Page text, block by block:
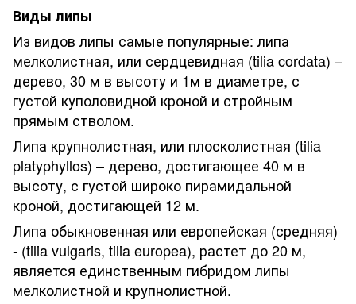
Виды липы
Из видов липы самые популярные: липа
мелколистная, или сердцевидная (tilia cordata) –
дерево, 30 м в высоту и 1м в диаметре, с
густой куполовидной кроной и стройным
прямым стволом.
Липа крупнолистная, или плосколистная (tilia
platyphyllos) – дерево, достигающее 40 м в
высоту, с густой широко пирамидальной
кроной, достигающей 12 м.
Липа обыкновенная или европейская (средняя)
- (tilia vulgaris, tilia europea), растет до 20 м,
является единственным гибридом липы
мелколистной и крупнолистной.